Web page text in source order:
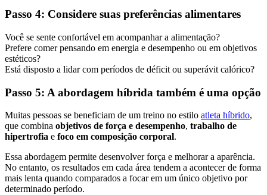
Passo 4: Considere suas preferências alimentares
Você se sente confortável em acompanhar a alimentação?
Prefere comer pensando em energia e desempenho ou em objetivos
estéticos?
Está disposto a lidar com períodos de déficit ou superávit calórico?
Passo 5: A abordagem híbrida também é uma opção
Muitas pessoas se beneficiam de um treino no estilo atleta híbrido,
que combina objetivos de força e desempenho, trabalho de
hipertrofia e foco em composição corporal.
Essa abordagem permite desenvolver força e melhorar a aparência.
No entanto, os resultados em cada área tendem a acontecer de forma
mais lenta quando comparados a focar em um único objetivo por
determinado período.